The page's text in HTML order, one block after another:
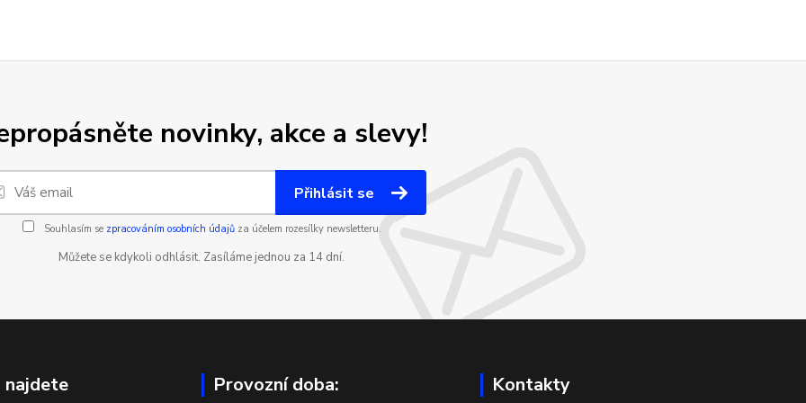
novinky, akce a slevy!
Přihlásit se
Souhlasím se zpracováním osobních údajůza účelem rozesílky newsletteru.
Můžete se kdykoli odhlásit. Zasíláme jednou za 14 dní.
najdete Provozní doba: Kontakty